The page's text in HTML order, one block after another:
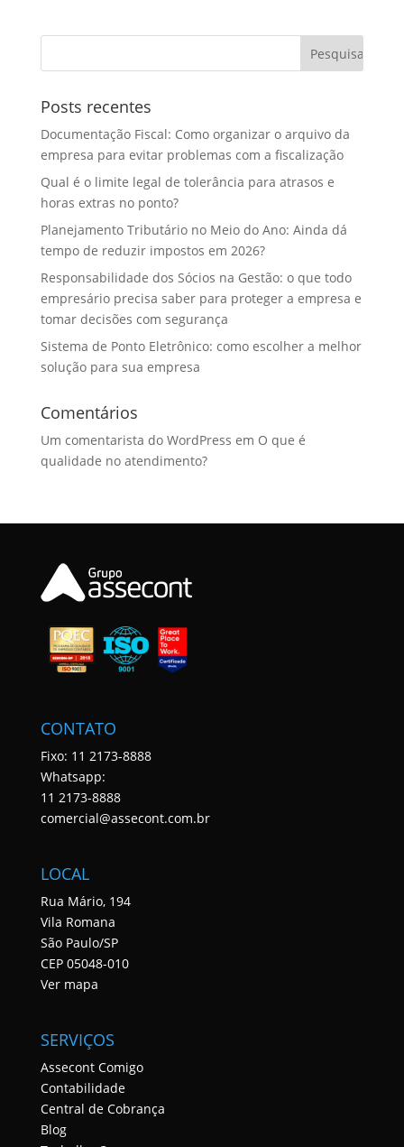
Posts recentes
Documentação Fiscal: Como organizar o arquivo da
empresa para evitar problemas com a fiscalização
Qual é o limite legal de tolerância para atrasos e
horas extras no ponto?
Planejamento Tributário no Meio do Ano: Ainda dá
tempo de reduzir impostos em 2026?
Responsabilidade dos Sócios na Gestão: o que todo
empresário precisa saber para proteger a empresa e
tomar decisões com segurança
Sistema de Ponto Eletrônico: como escolher a melhor
solução para sua empresa
Comentários
Um comentarista do WordPress em O que é
qualidade no atendimento?
CONTATO
Fixo: 11 2173-8888
Whatsapp:
11 2173-8888
comercial@assecont.com.br
LOCAL
Rua Mário, 194
Vila Romana
São Paulo/SP
CEP 05048-010
Ver mapa
SERVIÇOS
Assecont Comigo
Contabilidade
Central de Cobrança
Blog